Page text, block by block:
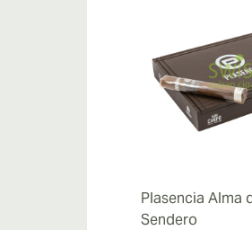
Plasencia Alma
Sendero